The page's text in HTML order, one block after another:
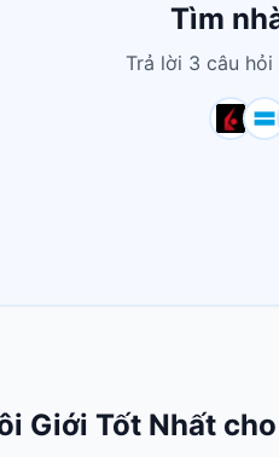
Tìm
Trả lời 3 câu hỏi
Giới Tốt Nhất